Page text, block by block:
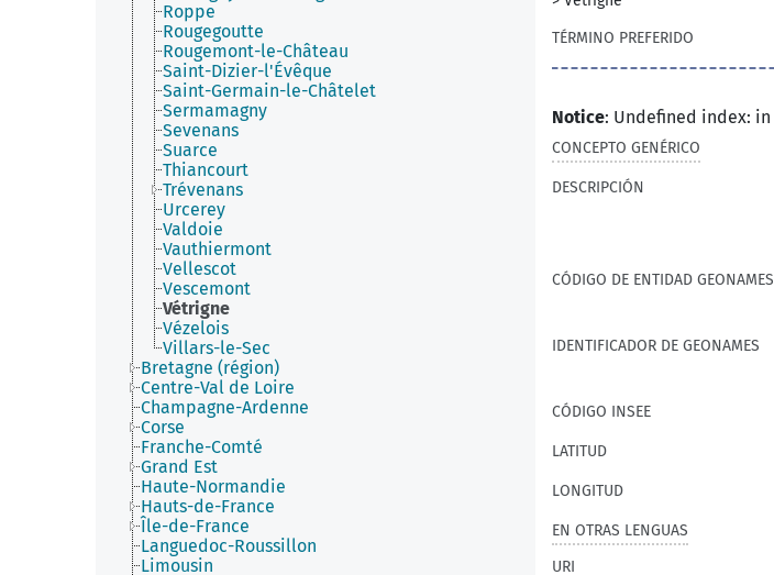
Roppe
Rougegoutte
Rougemont-le-Château
Saint-Dizier-l'Évêque
Saint-Germain-le-Châtelet
Sermamagny
Sevenans
Suarce
Thiancourt
Trévenans
Urcerey
Valdoie
Vauthiermont
Vellescot
Vescemont
Vétrigne
Vézelois
Villars-le-Sec
Bretagne (région)
Centre-Val de Loire
Champagne-Ardenne
Corse
Franche-Comté
Grand Est
Haute-Normandie
Hauts-de-France
Île-de-France
Languedoc-Roussillon
Limousin
TÉRMINO PREFERIDO
Notice: Undefined index: in
CONCEPTO GENÉRICO
DESCRIPCIÓN
CÓDIGO DE ENTIDAD GEONAMES
IDENTIFICADOR DE GEONAMES
CÓDIGO INSEE
LATITUD
LONGITUD
EN OTRAS LENGUAS
URI